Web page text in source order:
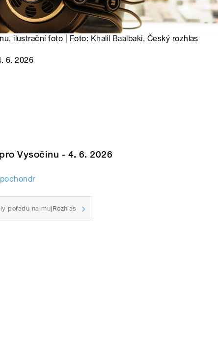
ilustrační foto | Foto: Khalil Baalbaki, Český rozhlas
6. 2026
Vysočinu - 4. 6. 2026
pořadu na mujRozhlas